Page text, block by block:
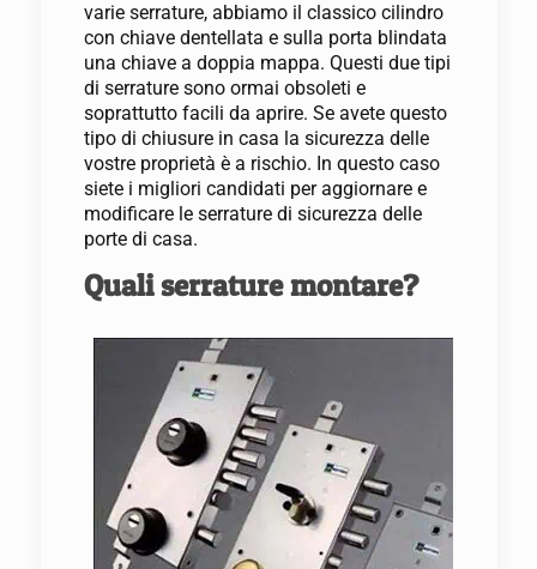
varie serrature, abbiamo il classico cilindro
con chiave dentellata e sulla porta blindata
una chiave a doppia mappa. Questi due tipi
di serrature sono ormai obsoleti e
soprattutto facili da aprire. Se avete questo
tipo di chiusure in casa la sicurezza delle
vostre proprietà è a rischio. In questo caso
siete i migliori candidati per aggiornare e
modificare le serrature di sicurezza delle
porte di casa.
Quali serrature montare?